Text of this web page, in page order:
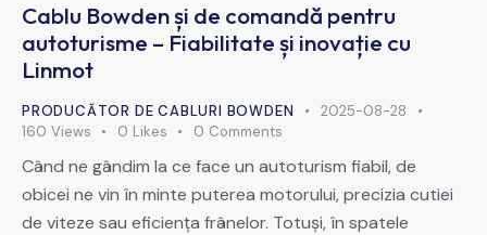
Cablu Bowden și de comandă pentru
autoturisme – Fiabilitate și inovație cu
Linmot
PRODUCĂTOR DE CABLURI BOWDEN
2025-08-28
160 Views 0 Likes 0 Comments
Când ne gândim la ce face un autoturism fiabil, de
obicei ne vin în minte puterea motorului, precizia cutiei
de viteze sau eficiența frânelor. Totuși, în spatele